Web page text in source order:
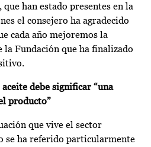
han estado presentes en la
el consejero ha agradecido
cada año mejoremos la
la Fundación que ha finalizado
debe significar “una
producto”
que vive el sector
se ha referido particularmente